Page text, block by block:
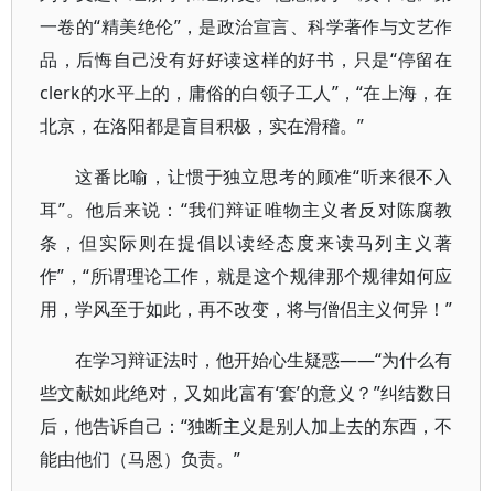
一卷的“精美绝伦”，是政治宣言、科学著作与文艺作
品，后悔自己没有好好读这样的好书，只是“停留在
clerk的水平上的，庸俗的白领子工人”，“在上海，在
北京，在洛阳都是盲目积极，实在滑稽。”
这番比喻，让惯于独立思考的顾准“听来很不入
耳”。他后来说：“我们辩证唯物主义者反对陈腐教
条，但实际则在提倡以读经态度来读马列主义著
作”，“所谓理论工作，就是这个规律那个规律如何应
用，学风至于如此，再不改变，将与僧侣主义何异！”
在学习辩证法时，他开始心生疑惑——“为什么有
些文献如此绝对，又如此富有‘套’的意义？”纠结数日
后，他告诉自己：“独断主义是别人加上去的东西，不
能由他们（马恩）负责。”